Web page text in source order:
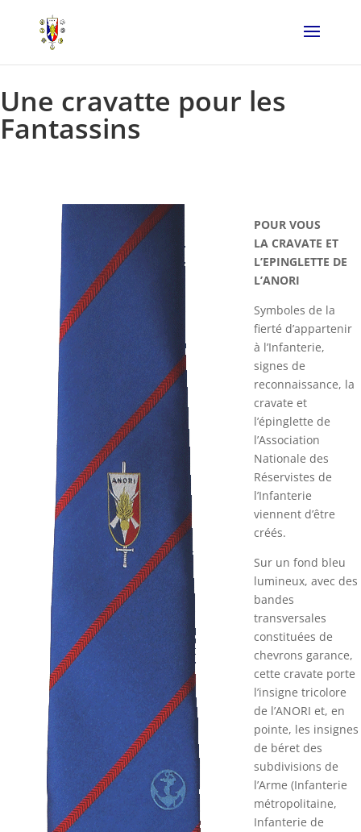
Une cravatte pour les
Fantassins
POUR VOUS
LA CRAVATE ET
L’EPINGLETTE DE
L’ANORI
Symboles de la
fierté d’appartenir
à l’Infanterie,
signes de
reconnaissance, la
cravate et
l’épinglette de
l’Association
Nationale des
Réservistes de
l’Infanterie
viennent d’être
créés.
Sur un fond bleu
lumineux, avec des
bandes
transversales
constituées de
chevrons garance,
cette cravate porte
l’insigne tricolore
de l’ANORI et, en
pointe, les insignes
de béret des
subdivisions de
l’Arme (Infanterie
métropolitaine,
Infanterie de